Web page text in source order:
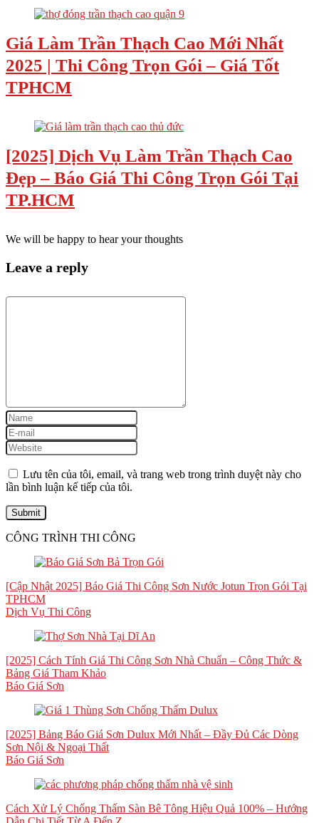
Giá Làm Trần Thạch Cao Mới Nhất
2025 | Thi Công Trọn Gói – Giá Tốt
TPHCM
[2025] Dịch Vụ Làm Trần Thạch Cao
Đẹp – Báo Giá Thi Công Trọn Gói Tại
TP.HCM
We will be happy to hear your thoughts
Leave a reply
Lưu tên của tôi, email, và trang web trong trình duyệt này cho
lần bình luận kế tiếp của tôi.
CÔNG TRÌNH THI CÔNG
[Cập Nhật 2025] Báo Giá Thi Công Sơn Nước Jotun Trọn Gói Tại
TPHCM
Dịch Vụ Thi Công
[2025] Cách Tính Giá Thi Công Sơn Nhà Chuẩn – Công Thức &
Bảng Giá Tham Khảo
Báo Giá Sơn
[2025] Bảng Báo Giá Sơn Dulux Mới Nhất – Đầy Đủ Các Dòng
Sơn Nội & Ngoại Thất
Báo Giá Sơn
Cách Xử Lý Chống Thấm Sàn Bê Tông Hiệu Quả 100% – Hướng